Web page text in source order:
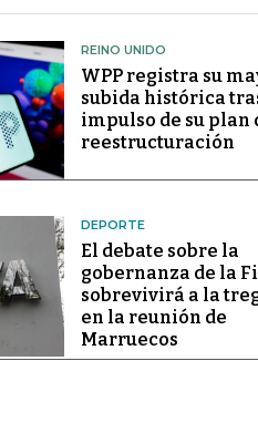
REINO UNIDO
WPP registra su
subida histórica
impulso de su plan
reestructuración
DEPORTE
El debate sobre la
gobernanza de la
sobrevivirá a la
en la reunión de
Marruecos